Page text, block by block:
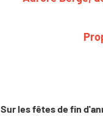
Sur les fêtes de fin